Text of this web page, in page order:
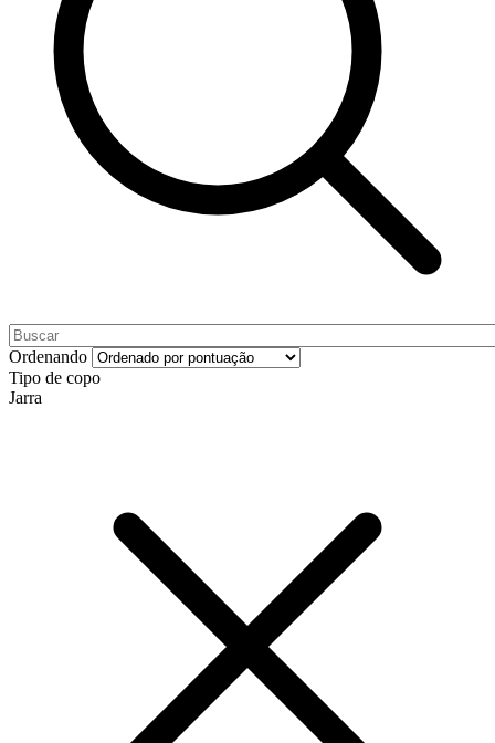
Ordenando
Tipo de copo
Jarra